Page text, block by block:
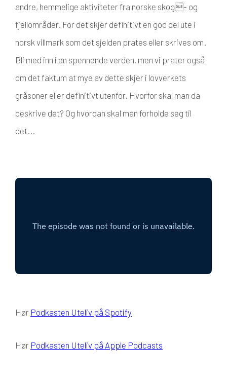
andre, hemmelige aktiviteter fra norske skog- og
fjellområder. For det skjer definitivt en god del ute i
norsk villmark som det sjelden prates eller skrives om.
Bli med inn i en spennende verden, men vi prater også
om det faktum at mye av dette skjer i lovverkets
gråsoner eller definitivt utenfor. Hvorfor skal man da
beskrive det? Og hvordan skal man forholde seg til
det...
Hør Podkasten Uteliv på Spotify
Hør Podkasten Uteliv på Apple Podcasts